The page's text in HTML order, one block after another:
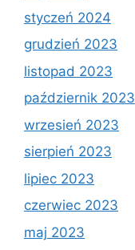
styczeń 2024
grudzień 2023
listopad 2023
październik 2023
wrzesień 2023
sierpień 2023
lipiec 2023
czerwiec 2023
maj 2023